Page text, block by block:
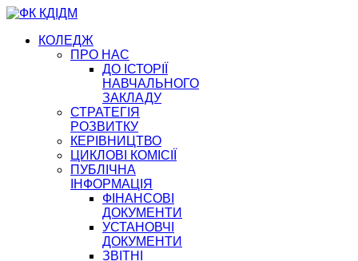
КОЛЕДЖ
ПРО НАС
ДО ІСТОРІЇ
НАВЧАЛЬНОГО
ЗАКЛАДУ
СТРАТЕГІЯ
РОЗВИТКУ
КЕРІВНИЦТВО
ЦИКЛОВІ КОМІСІЇ
ПУБЛІЧНА
ІНФОРМАЦІЯ
ФІНАНСОВІ
ДОКУМЕНТИ
УСТАНОВЧІ
ДОКУМЕНТИ
ЗВІТНІ